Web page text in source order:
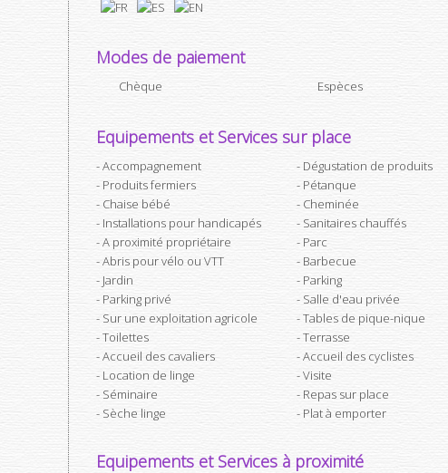
Modes de paiement
Chèque Espèces
Equipements et Services sur place
Accompagnement Dégustation de produits
Produits fermiers
Pétanque
Chaise bébé
Cheminée
Installations pour handicapés
Sanitaires chauffés
A proximité propriétaire
Parc
Abris pour vélo ou VTT
Barbecue
Jardin
Parking
Parking privé
Salle d'eau privée
Sur une exploitation agricole
Tables de pique-nique
Toilettes
Terrasse
Accueil des cavaliers
Accueil des cyclistes
Location de linge
Visite
Séminaire
Repas sur place
Sèche linge
Plat à emporter
Equipements et Services à proximité